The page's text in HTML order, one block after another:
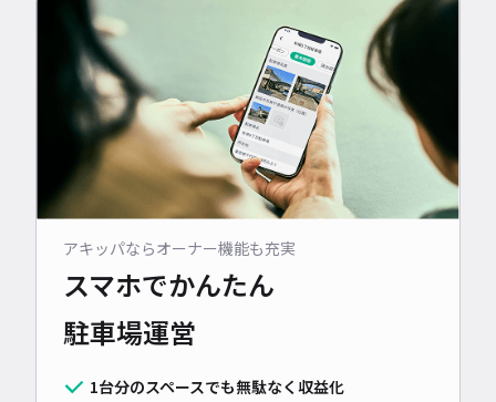
アキッパならオーナー機能も充実
スマホでかんたん
駐車場運営
1台分のスペースでも無駄なく収益化